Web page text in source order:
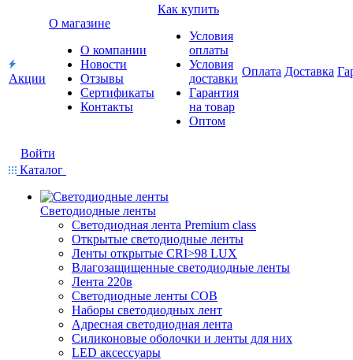
Акции
О магазине
О компании
Новости
Отзывы
Сертификаты
Контакты
Как купить
Условия
оплаты
Условия
доставки
Гарантия
на товар
Оптом
Оплата Доставка
Войти
Каталог
Светодиодные ленты
Светодиодная лента Premium class
Открытые светодиодные ленты
Ленты открытые CRI>98 LUX
Влагозащищенные светодиодные ленты
Лента 220в
Светодиодные ленты COB
Наборы светодиодных лент
Адресная светодиодная лента
Силиконовые оболочки и ленты для них
LED аксессуары